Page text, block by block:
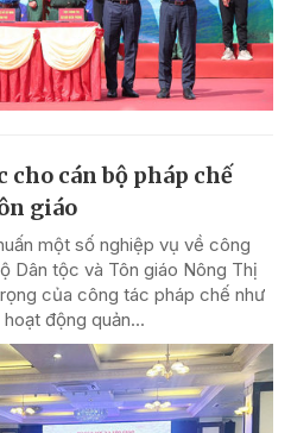
cán bộ pháp chế
giáo
một số nghiệp vụ về công
Dân tộc và Tôn giáo Nông Thị
của công tác pháp chế như
động quản...